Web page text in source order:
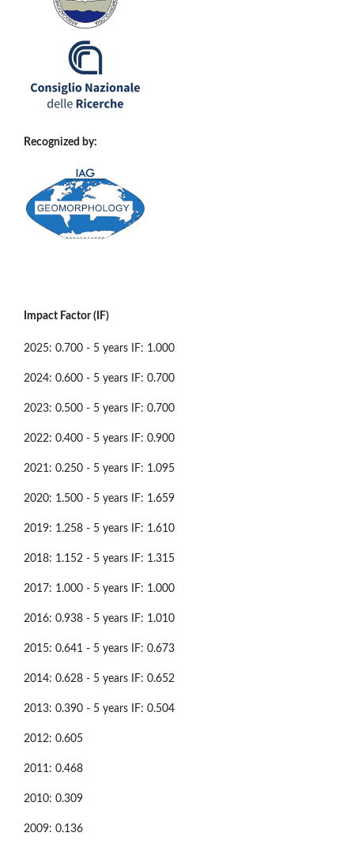
Recognized by:
Impact Factor (IF)
2025: 0.700 - 5 years IF: 1.000
2024: 0.600 - 5 years IF: 0.700
2023: 0.500 - 5 years IF: 0.700
2022: 0.400 - 5 years IF: 0.900
2021: 0.250 - 5 years IF: 1.095
2020: 1.500 - 5 years IF: 1.659
2019: 1.258 - 5 years IF: 1.610
2018: 1.152 - 5 years IF: 1.315
2017: 1.000 - 5 years IF: 1.000
2016: 0.938 - 5 years IF: 1.010
2015: 0.641 - 5 years IF: 0.673
2014: 0.628 - 5 years IF: 0.652
2013: 0.390 - 5 years IF: 0.504
2012: 0.605
2011: 0.468
2010: 0.309
2009: 0.136